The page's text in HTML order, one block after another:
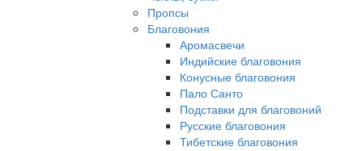
Пропсы
Благовония
Аромасвечи
Индийские благовония
Конусные благовония
Пало Санто
Подставки для благовоний
Русские благовония
Тибетские благовония